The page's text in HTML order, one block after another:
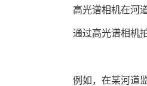
高光谱相机在河
通过高光谱相机
例如，在某河道